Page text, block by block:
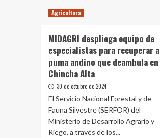
Aniversario
del
«Huertos
en
Línea»
–
ISA
REP
Agricultura
MIDAGRI despliega equipo de
especialistas para recuperar a
puma andino que deambula en
Chincha Alta
30 de octubre de 2024
El Servicio Nacional Forestal y de
Fauna Silvestre (SERFOR) del
Ministerio de Desarrollo Agrario y
Riego, a través de los...